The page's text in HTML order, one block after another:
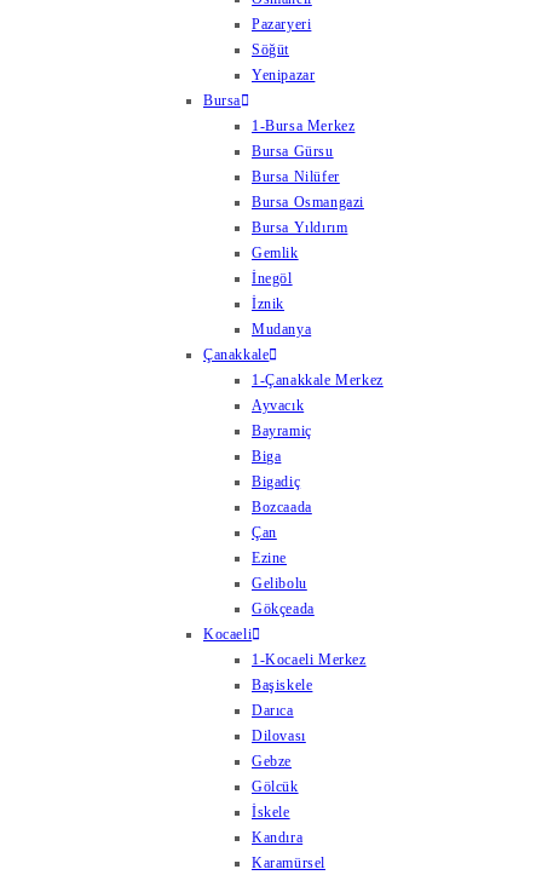
Pazaryeri
Söğüt
Yenipazar
Bursa
1-Bursa Merkez
Bursa Gürsu
Bursa Nilüfer
Bursa Osmangazi
Bursa Yıldırım
Gemlik
İnegöl
İznik
Mudanya
Çanakkale
1-Çanakkale Merkez
Ayvacık
Bayramiç
Biga
Bigadiç
Bozcaada
Çan
Ezine
Gelibolu
Gökçeada
Kocaeli
1-Kocaeli Merkez
Başiskele
Darıca
Dilovası
Gebze
Gölcük
İskele
Kandıra
Karamürsel